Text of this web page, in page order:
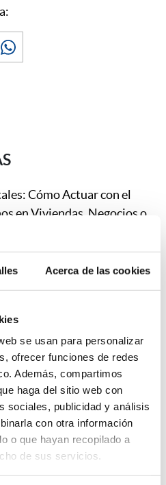
Acerca de las cookies
se usan para personalizar
ofrecer funciones de redes
Además, compartimos
haga del sitio web con
sociales, publicidad y análisis
con otra información
o que hayan recopilado a
de sus servicios.
Cómo Actuar con el
en Viviendas, Negocios o
en la creación del Seguro
Civil Profesional
Técnica en la
una plataforma exclusiva